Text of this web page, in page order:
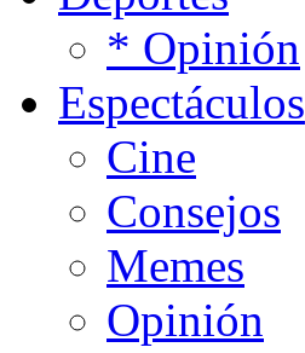
* Opinión
Espectáculos
Cine
Consejos
Memes
Opinión